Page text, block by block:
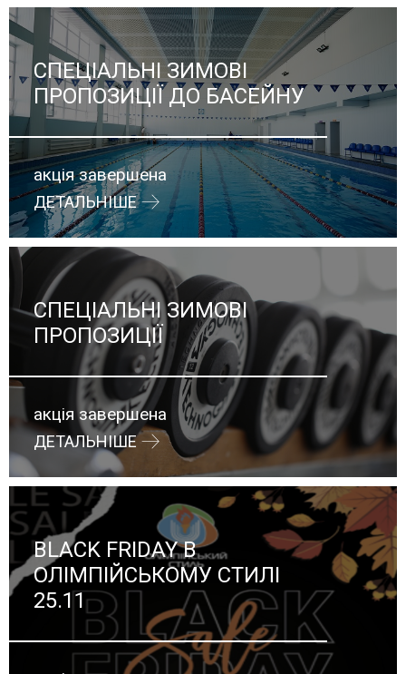
СПЕЦІАЛЬНІ ЗИМОВІ
ПРОПОЗИЦІЇ ДО БАСЕЙНУ
акція завершена
ДЕТАЛЬНІШЕ
CПЕЦІАЛЬНІ ЗИМОВІ
ПРОПОЗИЦІЇ
акція завершена
ДЕТАЛЬНІШЕ
BLACK FRIDAY В
ОЛІМПІЙСЬКОМУ СТИЛІ
25.11